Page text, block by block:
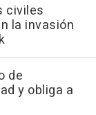
civiles
la invasión
de
y obliga a